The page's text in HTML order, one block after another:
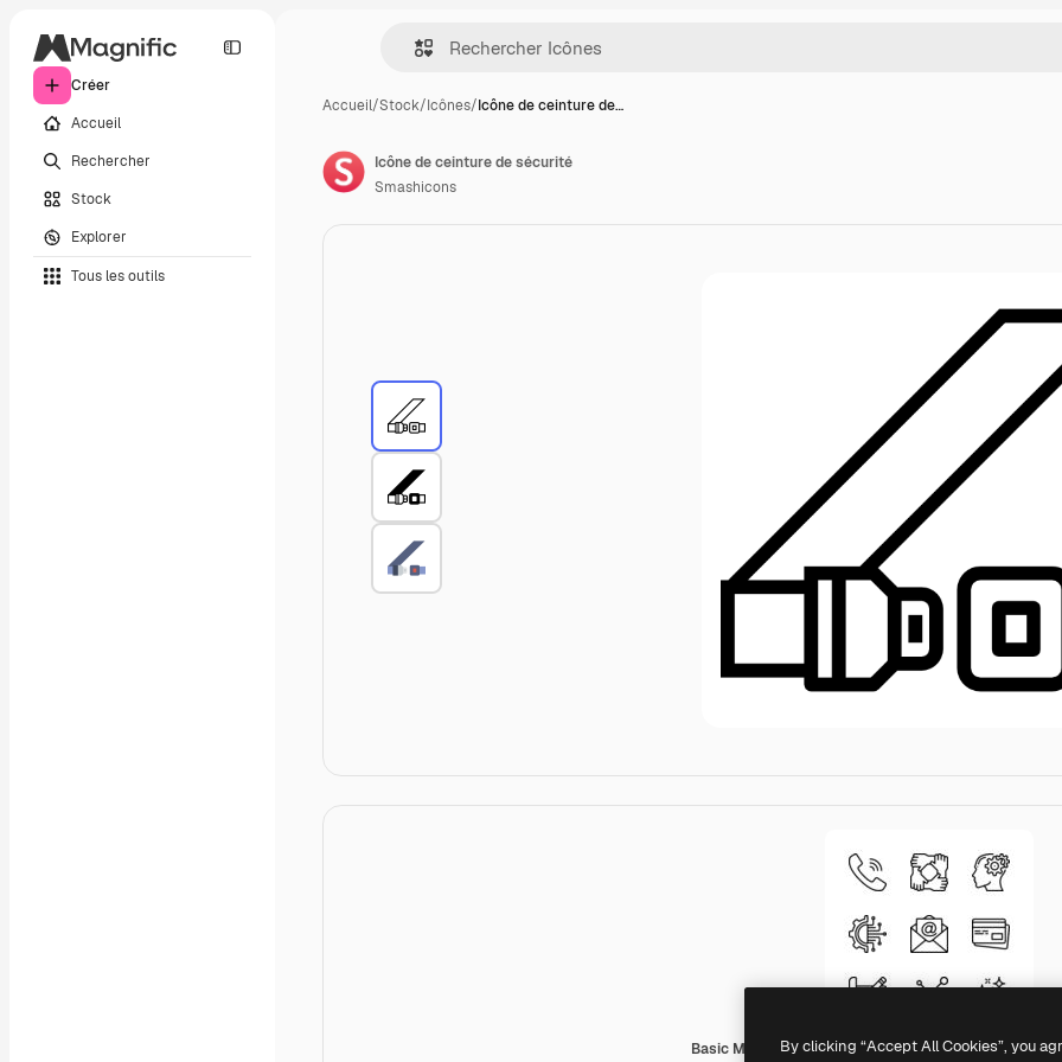
Créer
Accueil
Rechercher
Stock
Explorer
Tous les outils
Accueil/Stock/Icônes/Icône de ceinture de…
Basic Miscellany Lineal
Icône de ceinture de sécurité
Smashicons
By clicking “Accept All Cookies”, you